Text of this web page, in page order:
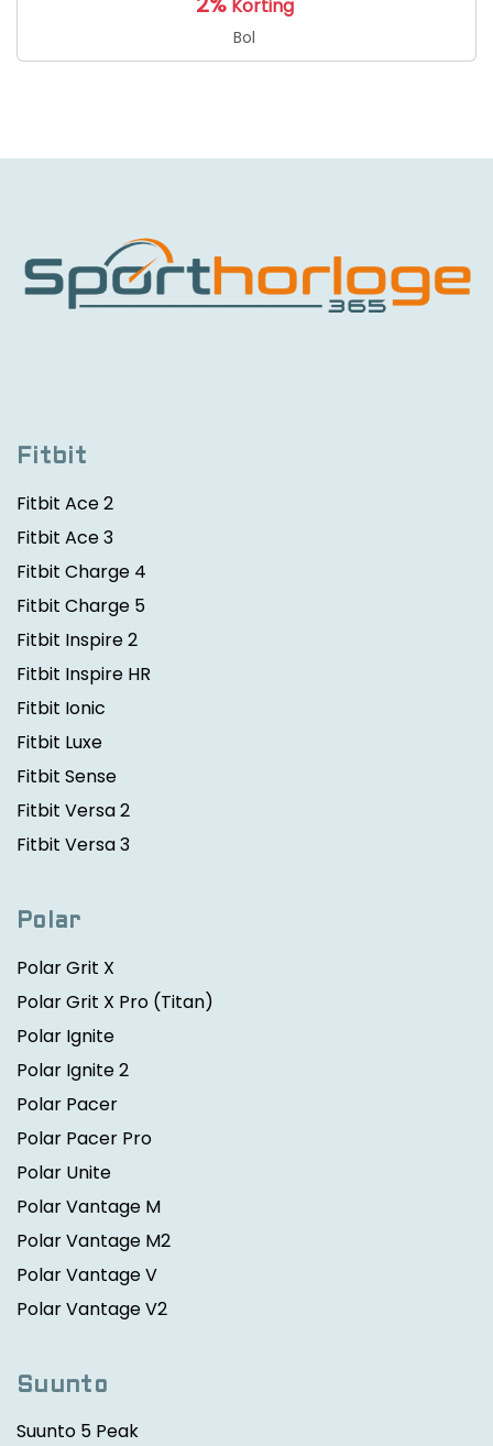
Korting
Bol
Fitbit
Fitbit Ace 2
Fitbit Ace 3
Fitbit Charge 4
Fitbit Charge 5
Fitbit Inspire 2
Fitbit Inspire HR
Fitbit Ionic
Fitbit Luxe
Fitbit Sense
Fitbit Versa 2
Fitbit Versa 3
Polar
Polar Grit X
Polar Grit X Pro (Titan)
Polar Ignite
Polar Ignite 2
Polar Pacer
Polar Pacer Pro
Polar Unite
Polar Vantage M
Polar Vantage M2
Polar Vantage V
Polar Vantage V2
Suunto
Suunto 5 Peak